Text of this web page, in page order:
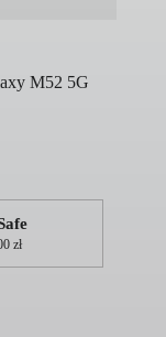
M52 5G
zł